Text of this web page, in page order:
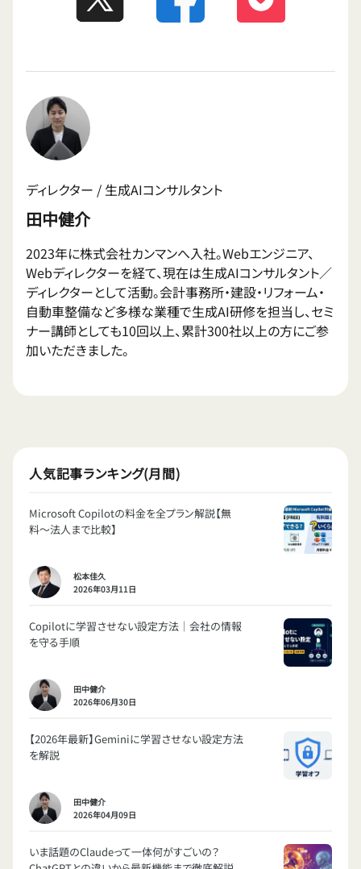
ディレクター / 生成AIコンサルタント
田中健介
2023年に株式会社カンマンへ入社。Webエンジニア、
Webディレクターを経て、現在は生成AIコンサルタント／
ディレクターとして活動。会計事務所・建設・リフォーム・
自動車整備など多様な業種で生成AI研修を担当し、セミ
ナー講師としても10回以上、累計300社以上の方にご参
加いただきました。
人気記事ランキング(月間)
Microsoft Copilotの料金を全プラン解説【無
料〜法人まで比較】
松本佳久
2026年03月11日
Copilotに学習させない設定方法｜会社の情報
を守る手順
田中健介
2026年06月30日
【2026年最新】Geminiに学習させない設定方法
を解説
田中健介
2026年04月09日
いま話題のClaudeって一体何がすごいの？